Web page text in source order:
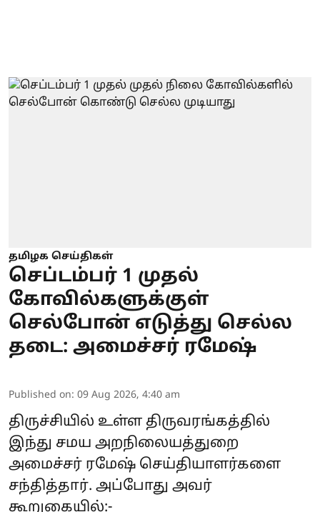
தமிழக செய்திகள்
செப்டம்பர் 1 முதல்
கோவில்களுக்குள்
செல்போன் எடுத்து செல்ல
தடை: அமைச்சர் ரமேஷ்
Published on: 09 Aug 2026, 4:40 am
திருச்சியில் உள்ள திருவரங்கத்தில்
இந்து சமய அறநிலையத்துறை
அமைச்சர் ரமேஷ் செய்தியாளர்களை
சந்தித்தார். அப்போது அவர்
கூறுகையில்:-